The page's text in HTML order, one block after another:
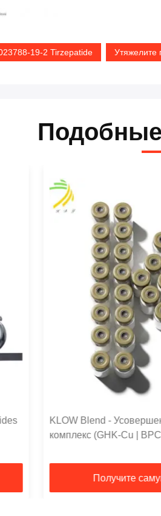
19-2 Tirzepatide Утяжелите
KLOW Blend -
комплекс (GHK-Cu |
Получите